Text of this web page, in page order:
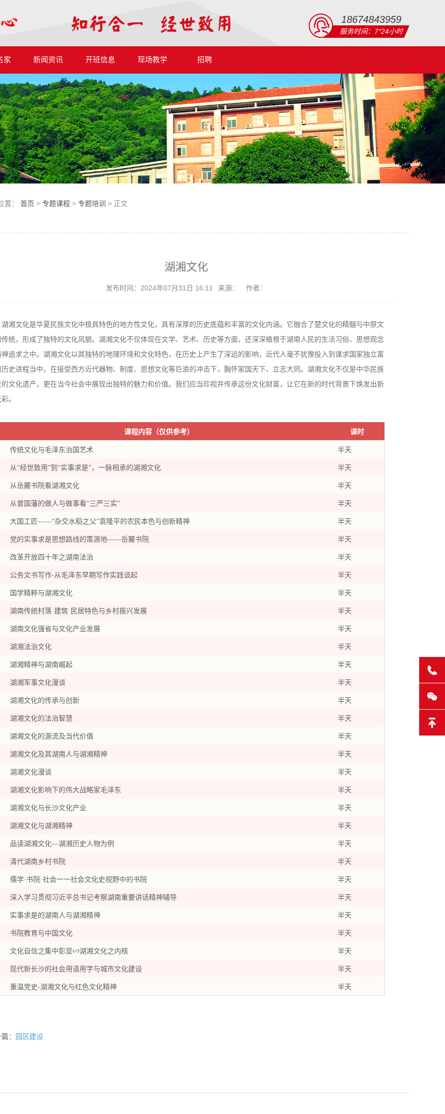
18674843959
服务时间：7*24小时
家 新闻资讯 开班信息 现场教学 招聘
置： 首页 > 专题课程 > 专题培训 > 正文
湖湘文化
发布时间：2024年07月31日 16:11 来源： 作者：
湖湘文化是华夏民族文化中极具特色的地方性文化，具有深厚的历史底蕴和丰富的文化内涵。它融合了楚文化的精髓与中原文
传统，形成了独特的文化风貌。湖湘文化不仅体现在文学、艺术、历史等方面，还深深植根于湖南人民的生活习俗、思想观念
神追求之中。湖湘文化以其独特的地理环境和文化特色，在历史上产生了深远的影响，近代人毫不犹豫投入到谋求国家独立富
历史进程当中，在接受西方近代器物、制度、思想文化等巨浪的冲击下，胸怀家国天下、立志大同。湖湘文化不仅是中华民族
的文化遗产，更在当今社会中展现出独特的魅力和价值。我们应当珍视并传承这份文化财富，让它在新的时代背景下焕发出新
。
课程内容（仅供参考） 课时
传统文化与毛泽东治国艺术 半天
从“经世致用”到“实事求是”，一脉相承的湖湘文化 半天
从岳麓书院看湖湘文化 半天
从曾国藩的做人与做事看“三严三实” 半天
大国工匠——“杂交水稻之父”袁隆平的农民本色与创新精神 半天
党的实事求是思想路线的策源地——岳麓书院 半天
改革开放四十年之湖南法治 半天
公务文书写作-从毛泽东早期写作实践谈起 半天
国学精粹与湖湘文化 半天
湖南传统村落·建筑·民居特色与乡村振兴发展 半天
湖南文化强省与文化产业发展 半天
湖湘法治文化 半天
湖湘精神与湖南崛起 半天
湖湘军事文化漫谈 半天
湖湘文化的传承与创新 半天
湖湘文化的法治智慧 半天
湖湘文化的源流及当代价值 半天
湖湘文化及其湖南人与湖湘精神 半天
湖湘文化漫谈 半天
湖湘文化影响下的伟大战略家毛泽东 半天
湖湘文化与长沙文化产业 半天
湖湘文化与湖湘精神 半天
品读湖湘文化—湖湘历史人物为例 半天
清代湖南乡村书院 半天
儒学·书院·社会一一社会文化史视野中的书院 半天
深入学习贯彻习近平总书记考察湖南重要讲话精神辅导 半天
实事求是的湖南人与湖湘精神 半天
书院教育与中国文化 半天
文化自信之集中彰显∽湖湘文化之内核 半天
现代新长沙的社会用语用字与城市文化建设 半天
重温党史-湖湘文化与红色文化精神 半天
： 园区建设